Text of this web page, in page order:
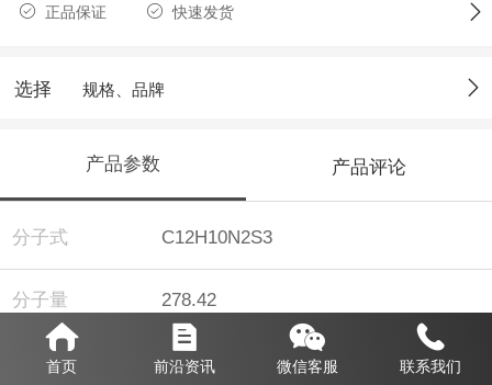
正品保证 快速发货
选择 规格、品牌
产品参数 产品评论
分子式 C12H10N2S3
分子量 278.42
纯度 98%
首页 前沿资讯 微信客服 联系我们